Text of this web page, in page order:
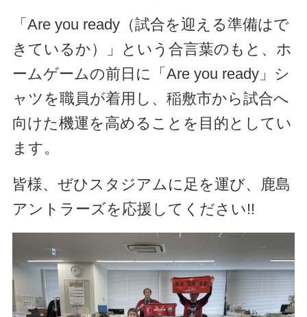
「Are you ready（試合を迎える準備はで
きているか）」という合言葉のもと、ホ
ームゲームの前日に「Are you ready」シ
ャツを職員が着用し、稲敷市から試合へ
向けた機運を高めることを目的としてい
ます。
皆様、ぜひスタジアムに足を運び、鹿島
アントラーズを応援してください!!